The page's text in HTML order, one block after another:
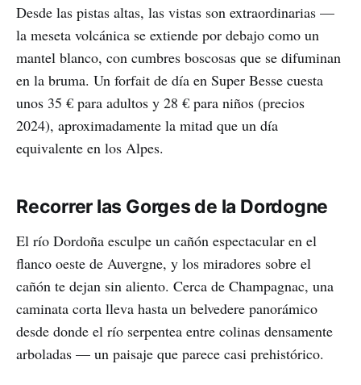
Desde las pistas altas, las vistas son extraordinarias —
la meseta volcánica se extiende por debajo como un
mantel blanco, con cumbres boscosas que se difuminan
en la bruma. Un forfait de día en Super Besse cuesta
unos 35 € para adultos y 28 € para niños (precios
2024), aproximadamente la mitad que un día
equivalente en los Alpes.
Recorrer las Gorges de la Dordogne
El río Dordoña esculpe un cañón espectacular en el
flanco oeste de Auvergne, y los miradores sobre el
cañón te dejan sin aliento. Cerca de Champagnac, una
caminata corta lleva hasta un belvedere panorámico
desde donde el río serpentea entre colinas densamente
arboladas — un paisaje que parece casi prehistórico.